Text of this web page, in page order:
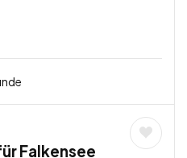
Falkensee